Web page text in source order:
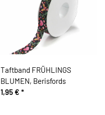
Taftband FRÜHLINGS
BLUMEN, Berisfords
1,95 € *